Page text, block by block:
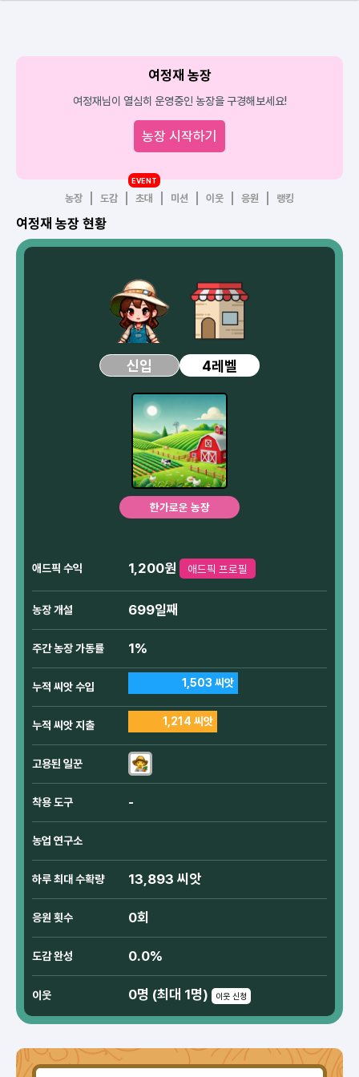
여정재 농장
여정재님이 열심히 운영중인 농장을 구경해보세요!
농장 시작하기
농장 도감 초대
EVENT
미션 이웃 응원 랭킹
여정재 농장 현황
신입 4레벨
한가로운 농장
애드픽 수익 1,200원 애드픽 프로필
농장 개설 699일째
주간 농장 가동률 1%
누적 씨앗 수입 1,503 씨앗
누적 씨앗 지출 1,214 씨앗
고용된 일꾼
착용 도구 -
농업 연구소
하루 최대 수확량 13,893 씨앗
응원 횟수 0회
도감 완성 0.0%
이웃 0명 (최대 1명) 이웃 신청